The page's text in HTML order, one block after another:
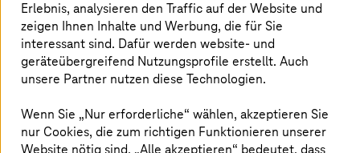
T-Systemshat kürzlich sein SAP-Angebot als Premium
Supplier für RISE with SAP erweitert. Dies bietet
erhebliche Vorteile, da Unternehmen nun RISE with SAP
nutzen und gleichzeitig einen vertrauenswürdigen und
erfahrenen Anbieter für die Plattform und die
profitieren von der flexibel skalierbaren und nachhaltig
betriebenen Private Cloud von
T-Systems
, die den
höchsten deutschen Datenschutzanforderungen (z.B.
Erlebnis, analysieren den Traffic auf der Website und
zeigen Ihnen Inhalte und Werbung, die für Sie
interessant sind. Dafür werden website- und
geräteübergreifend Nutzungsprofile erstellt. Auch
unsere Partner nutzen diese Technologien.
Wenn Sie „Nur erforderliche“ wählen, akzeptieren Sie
nur Cookies, die zum richtigen Funktionieren unserer